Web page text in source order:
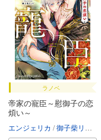
ラノベ
帝家の寵臣～慰御子の恋
煩い～
エンジェリカ 御子柴リョウ